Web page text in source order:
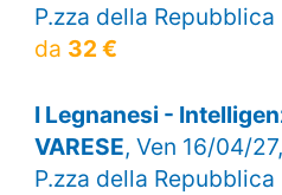
P.zza della Repubblica
da 32 €
I Legnanesi -
VARESE, Ven 16/04/27,
P.zza della Repubblica